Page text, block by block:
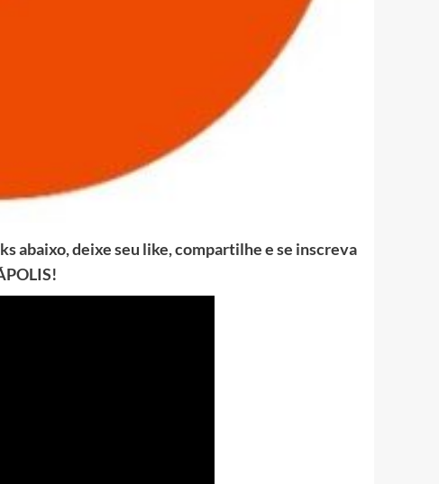
abaixo, deixe seu like, compartilhe e se inscreva